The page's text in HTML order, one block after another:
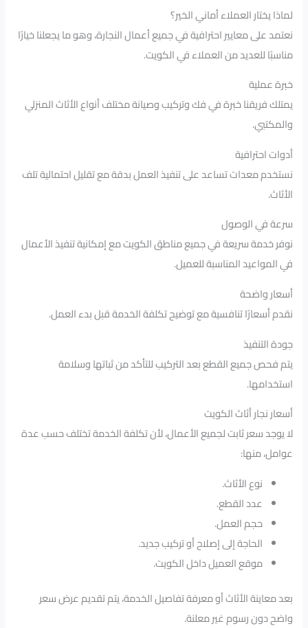
لماذا يختار العملاء أماني الخير؟
نعتمد على معايير احترافية في جميع أعمال النجارة، وهو ما يجعلنا خيارًا
مناسبًا للعديد من العملاء في الكويت.
خبرة عملية
يمتلك فريقنا خبرة في فك وتركيب وصيانة مختلف أنواع الأثاث المنزلي
والمكتبي.
أدوات احترافية
نستخدم معدات تساعد على تنفيذ العمل بدقة مع تقليل احتمالية تلف
الأثاث.
سرعة في الوصول
نوفر خدمة سريعة في جميع مناطق الكويت مع إمكانية تنفيذ الأعمال
في المواعيد المناسبة للعميل.
أسعار واضحة
نقدم أسعارًا تنافسية مع توضيح تكلفة الخدمة قبل بدء العمل.
جودة التنفيذ
يتم فحص جميع القطع بعد التركيب للتأكد من ثباتها وسلامة
استخدامها.
أسعار نجار أثاث الكويت
لا يوجد سعر ثابت لجميع الأعمال، لأن تكلفة الخدمة تختلف حسب عدة
عوامل، منها:
نوع الأثاث.
عدد القطع.
حجم العمل.
الحاجة إلى إصلاح أو تركيب جديد.
موقع العميل داخل الكويت.
بعد معاينة الأثاث أو معرفة تفاصيل الخدمة، يتم تقديم عرض سعر
واضح دون رسوم غير معلنة.